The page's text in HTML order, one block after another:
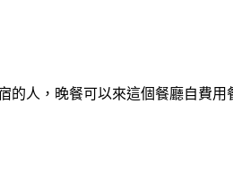
人，晚餐可以來這個餐廳自費